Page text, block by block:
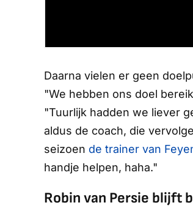
Daarna vielen er geen
"We hebben ons doel
"Tuurlijk hadden we liever
aldus de coach, die
seizoen de trainer van
handje helpen, haha."
Robin van Persie blijft